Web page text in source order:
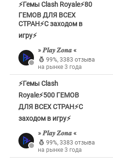
⚡Гемы Clash Royale⚡80
ГЕМОВ ДЛЯ ВСЕХ
СТРАН⚡С заходом в
игру⚡
» 𝑷𝒍𝒂𝒚 𝒁𝒐𝒏𝒂 «
99%, 3383 отзыва
на рынке 3 года
⚡Гемы Clash
Royale⚡500 ГЕМОВ
ДЛЯ ВСЕХ СТРАН⚡С
заходом в игру⚡
» 𝑷𝒍𝒂𝒚 𝒁𝒐𝒏𝒂 «
99%, 3383 отзыва
на рынке 3 года